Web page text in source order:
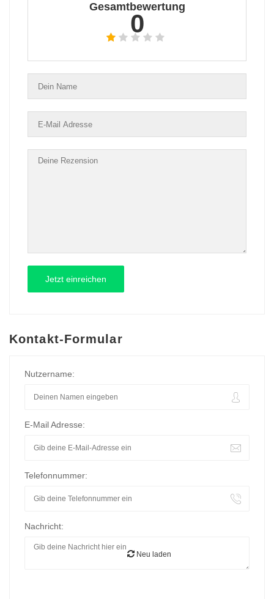
Gesamtbewertung
0
Kontakt-Formular
Nutzername:
E-Mail Adresse:
Telefonnummer:
Nachricht:
Neu laden